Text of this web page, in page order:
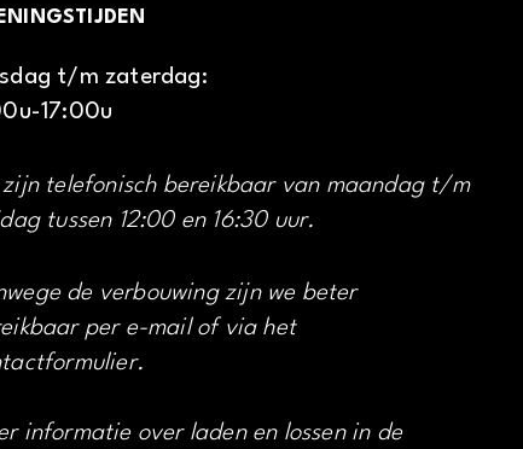
t/m zaterdag:
17:00u
zijn telefonisch bereikbaar van maandag t/m
tussen 12:00 en 16:30 uur.
de verbouwing zijn we beter
per e-mail of via het
informatie over laden en lossen in de